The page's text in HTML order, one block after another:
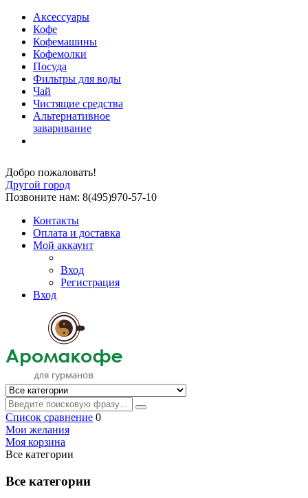
Аксессуары
Кофе
Кофемашины
Кофемолки
Посуда
Фильтры для воды
Чай
Чистящие средства
Альтернативное
заваривание
Добро пожаловать!
Другой город
Позвоните нам: 8(495)970-57-10
Контакты
Оплата и доставка
Мой аккаунт
Вход
Регистрация
Вход
Список сравнение 0
Мои желания
Моя корзина
Все категории
Все категории